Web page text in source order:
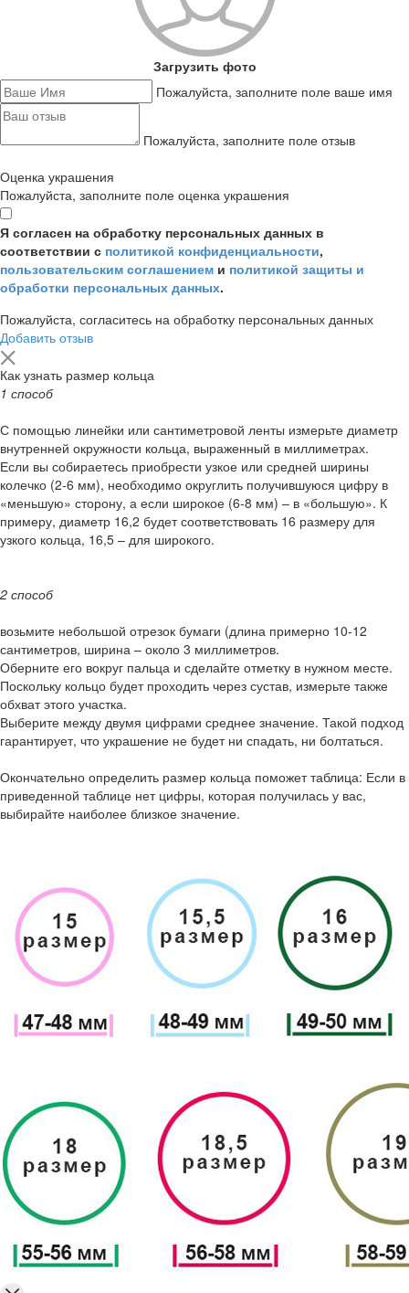
Загрузить фото
Пожалуйста, заполните поле ваше имя
Пожалуйста, заполните поле отзыв
Оценка украшения
Пожалуйста, заполните поле оценка украшения
Я согласен на обработку персональных данных в
соответствии с политикой конфиденциальности,
пользовательским соглашением и политикой защиты и
обработки персональных данных.
Пожалуйста, согласитесь на обработку персональных данных
Добавить отзыв
Как узнать размер кольца
1 способ
С помощью линейки или сантиметровой ленты измерьте диаметр
внутренней окружности кольца, выраженный в миллиметрах.
Если вы собираетесь приобрести узкое или средней ширины
колечко (2-6 мм), необходимо округлить получившуюся цифру в
«меньшую» сторону, а если широкое (6-8 мм) – в «большую». К
примеру, диаметр 16,2 будет соответствовать 16 размеру для
узкого кольца, 16,5 – для широкого.
2 способ
возьмите небольшой отрезок бумаги (длина примерно 10-12
сантиметров, ширина – около 3 миллиметров.
Оберните его вокруг пальца и сделайте отметку в нужном месте.
Поскольку кольцо будет проходить через сустав, измерьте также
обхват этого участка.
Выберите между двумя цифрами среднее значение. Такой подход
гарантирует, что украшение не будет ни спадать, ни болтаться.
Окончательно определить размер кольца поможет таблица: Если в
приведенной таблице нет цифры, которая получилась у вас,
выбирайте наиболее близкое значение.